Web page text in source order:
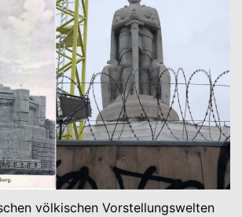
völ­ki­schen Vor­stel­lungs­wel­ten